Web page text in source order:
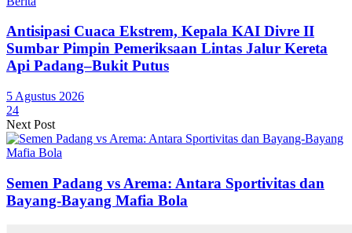
Antisipasi Cuaca Ekstrem, Kepala KAI Divre II
Sumbar Pimpin Pemeriksaan Lintas Jalur Kereta
Api Padang–Bukit Putus
5 Agustus 2026
24
Next Post
Semen Padang vs Arema: Antara Sportivitas dan
Bayang-Bayang Mafia Bola